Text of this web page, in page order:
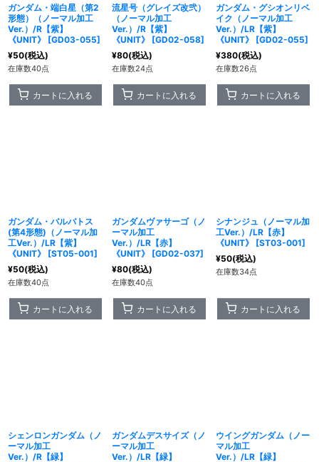
ガンダム・端白星（第2
形態）（ノーマル加工
Ver.）/R【紫】
《UNIT》
[GD03-055]
¥50(税込)
在庫数40点
カートに入れる
流星号（グレイズ改弐）
（ノーマル加工
Ver.）/R【紫】
《UNIT》
[GD02-058]
¥80(税込)
在庫数24点
カートに入れる
ガンダム・グシオンリベ
イク（ノーマル加工
Ver.）/LR【紫】
《UNIT》
[GD02-055]
¥380(税込)
在庫数26点
カートに入れる
ガンダム・バルバトス
(第4形態)（ノーマル加
工Ver.）/LR【紫】
《UNIT》
[ST05-001]
¥50(税込)
在庫数40点
カートに入れる
ガンダムヴァサーゴ（ノ
ーマル加工
Ver.）/LR【赤】
《UNIT》
[GD02-037]
¥80(税込)
在庫数40点
カートに入れる
シナンジュ（ノーマル加
工Ver.）/LR【赤】
《UNIT》
[ST03-001]
¥50(税込)
在庫数34点
カートに入れる
シェンロンガンダム（ノ
ーマル加工
Ver.）/R【緑】
ガンダムデスサイズ（ノ
ーマル加工
Ver.）/LR【緑】
ウイングガンダム（ノー
マル加工
Ver.）/LR【緑】